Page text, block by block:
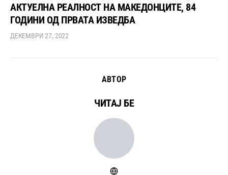
АКТУЕЛНА РЕАЛНОСТ НА МАКЕДОНЦИТЕ, 84
ГОДИНИ ОД ПРВАТА ИЗВЕДБА
ДЕКЕМВРИ 27, 2022
АВТОР
ЧИТАЈ БЕ